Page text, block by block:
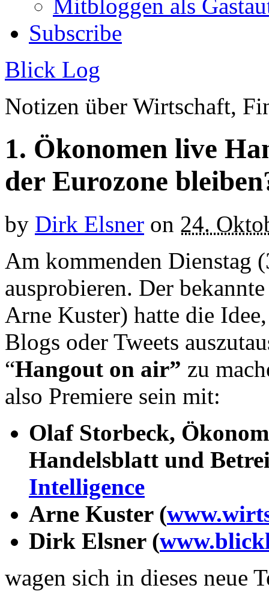
Mitbloggen als
Subscribe
Blick Log
Notizen über Wirtschaft,
1. Ökonomen live
der Eurozone
by Dirk Elsner on 24.
Am kommenden Dienstag
ausprobieren. Der
Arne Kuster) hatte die
Blogs oder Tweets
“Hangout on air” zu
also Premiere sein mit:
Olaf Storbeck,
Handelsblatt und
Intelligence
Arne Kuster (
Dirk Elsner (
wagen sich in dieses neue